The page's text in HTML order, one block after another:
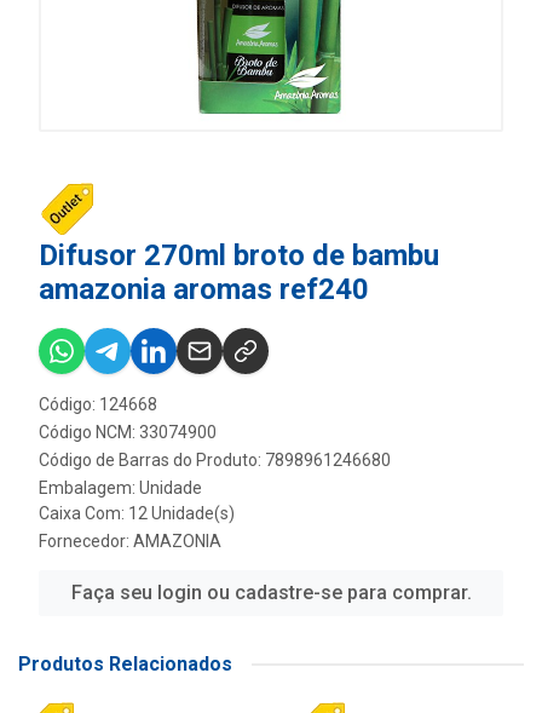
Difusor 270ml broto de bambu
amazonia aromas ref240
Código: 124668
Código NCM: 33074900
Código de Barras do Produto: 7898961246680
Embalagem: Unidade
Caixa Com: 12 Unidade(s)
Fornecedor: AMAZONIA
Faça seu login ou cadastre-se para comprar.
Produtos Relacionados